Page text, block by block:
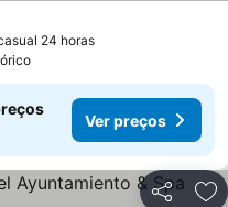
24 horas
Ver preços
Partilhar